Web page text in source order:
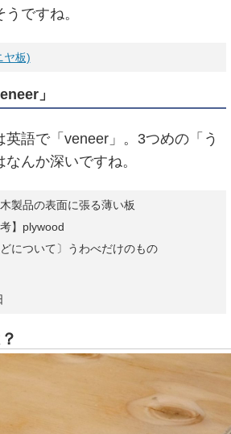
ですね。
ヤ板)
」
英語で「veneer」。3つめの「う
んか深いですね。
製品の表面に張る薄い板
】 plywood
について〕うわべだけのもの